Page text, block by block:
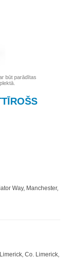
būt parādītas
Way, Manchester,
Co. Limerick,